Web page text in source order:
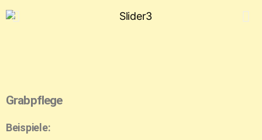
Grabpflege
Beispiele: